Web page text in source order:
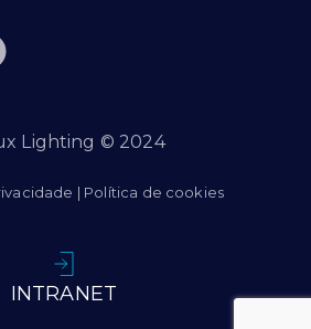
Lighting © 2024
| Política de cookies
INTRANET